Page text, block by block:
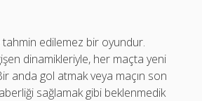
tahmin edilemez bir oyundur.
dinamikleriyle, her maçta yeni
anda gol atmak veya maçın son
sağlamak gibi beklenmedik